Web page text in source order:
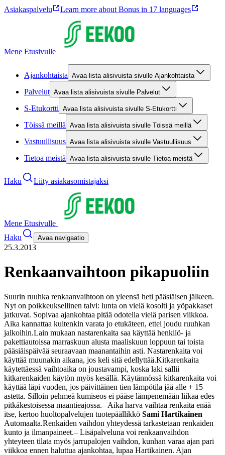
Asiakaspalvelu Learn more about Bonus in 17 languages
Mene Etusivulle
Ajankohtaista Avaa lista alisivuista sivulle Ajankohtaista
Palvelut Avaa lista alisivuista sivulle Palvelut
S-Etukortti Avaa lista alisivuista sivulle S-Etukortti
Töissä meillä Avaa lista alisivuista sivulle Töissä meillä
Vastuullisuus Avaa lista alisivuista sivulle Vastuullisuus
Tietoa meistä Avaa lista alisivuista sivulle Tietoa meistä
Haku Liity asiakasomistajaksi
Mene Etusivulle
Haku
Avaa navigaatio
25.3.2013
Renkaanvaihtoon pikapuoliin
Suurin ruuhka renkaanvaihtoon on yleensä heti pääsiäisen jälkeen.
Nyt on poikkeuksellinen talvi: lunta on vielä kosolti ja yöpakkaset
jatkuvat. Sopivaa ajankohtaa pitää odotella vielä parisen viikkoa.
Aika kannattaa kuitenkin varata jo etukäteen, ettei joudu ruuhkan
jalkoihin.Lain mukaan nastarenkaita saa käyttää henkilö- ja
pakettiautoissa marraskuun alusta maaliskuun loppuun tai toista
pääsiäispäivää seuraavaan maanantaihin asti. Nastarenkaita voi
käyttää muunakin aikana, jos keli sitä edellyttää.Kitkarenkaita
käytettäessä vaihtoaika on joustavampi, koska laki sallii
kitkarenkaiden käytön myös kesällä. Käytännössä kitkarenkaita voi
käyttää läpi vuoden, jos päivittäinen tien lämpötila jää alle + 15
astetta. Silloin pehmeä kumiseos ei pääse lämpenemään liikaa edes
pitkäkestoisessa maantieajossa.– Aika harva vaihtaa renkaita enää
itse, kertoo huoltopalvelujen tuotepäällikkö Sami Hartikainen
Automaalta.Renkaiden vaihdon yhteydessä tarkastetaan renkaiden
kunto ja ilmanpaineet.– Lisäpalveluna voi renkaanvaihdon
yhteyteen tilata myös jarrupalojen vaihdon, kunhan varaa ajan pari
viikkoa ennen haluttua ajankohtaa, lupaa Hartikainen. Ajan